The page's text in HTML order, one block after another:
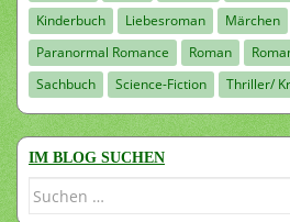
Kinderbuch
Liebesroman Märchen
Paranormal Romance
Roman
Sachbuch
Science-Fiction Thriller/
IM BLOG SUCHEN
Suchen